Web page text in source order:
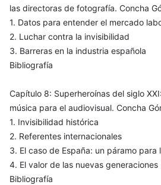
las directoras de fotografía. Concha
1. Datos para entender el mercado
2. Luchar contra la invisibilidad
3. Barreras en la industria española
Bibliografía
Capítulo 8: Superheroínas del siglo
música para el audiovisual. Concha
1. Invisibilidad histórica
2. Referentes internacionales
3. El caso de España: un páramo para
4. El valor de las nuevas generaciones
Bibliografía